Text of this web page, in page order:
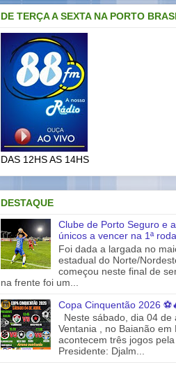
DE TERÇA A SEXTA NA PORTO
DAS 12HS AS 14HS
DESTAQUE
Clube de Porto Seguro e
únicos a vencer na 1ª
Foi dada a largada no
estadual do Norte/
começou neste final de
na frente foi um...
Copa Cinquentão 2026
Neste sábado, dia 04 de
Ventania , no Baianão em
acontecem três jogos
Presidente: Djalm...